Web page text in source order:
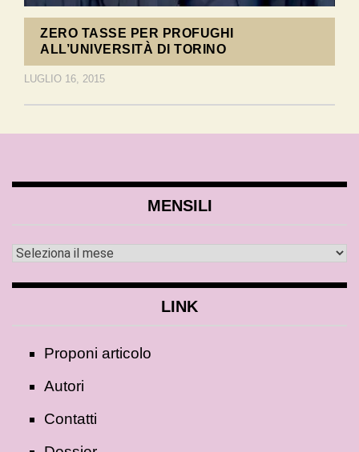
ZERO TASSE PER PROFUGHI
ALL’UNIVERSITÀ DI TORINO
LUGLIO 16, 2015
MENSILI
LINK
Proponi articolo
Autori
Contatti